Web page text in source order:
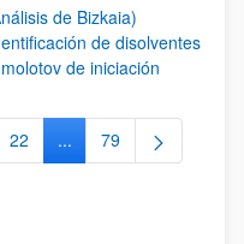
de Bizkaia)
de disolventes
de iniciación
Use TAB para desplazarse.
Página
22 ...Páginas intermedias
Página
79